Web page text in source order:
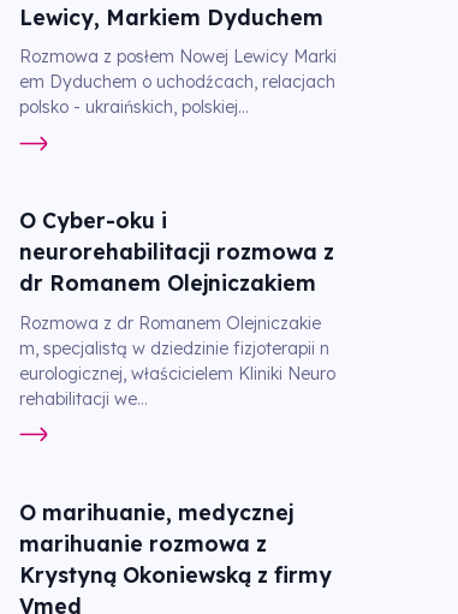
Lewicy, Markiem Dyduchem
Rozmowa z posłem Nowej Lewicy Marki
em Dyduchem o uchodźcach, relacjach
polsko - ukraińskich, polskiej...
O Cyber-oku i
neurorehabilitacji rozmowa z
dr Romanem Olejniczakiem
Rozmowa z dr Romanem Olejniczakie
m, specjalistą w dziedzinie fizjoterapii n
eurologicznej, właścicielem Kliniki Neuro
rehabilitacji we...
O marihuanie, medycznej
marihuanie rozmowa z
Krystyną Okoniewską z firmy
Vmed